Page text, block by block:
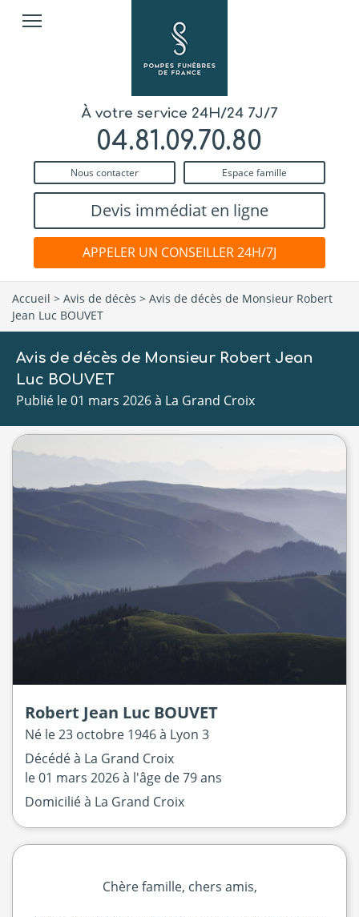
À votre service 24H/24 7J/7
04.81.09.70.80
Nous contacter Espace famille
Devis immédiat en ligne
APPELER UN CONSEILLER 24H/7J
Accueil > Avis de décès > Avis de décès de Monsieur Robert
Jean Luc BOUVET
Avis de décès de Monsieur Robert Jean
Luc BOUVET
Publié le 01 mars 2026 à La Grand Croix
Robert Jean Luc BOUVET
Né le23 octobre 1946 à Lyon 3
Décédé à La Grand Croix
le01 mars 2026à l'âge de 79 ans
Domicilié à La Grand Croix
Chère famille, chers amis,